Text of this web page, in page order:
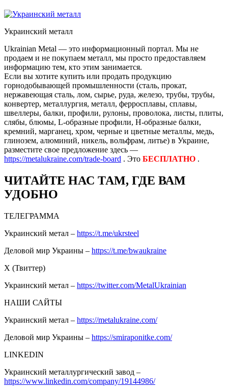
Украинский металл
Ukrainian Metal — это информационный портал. Мы не
продаем и не покупаем металл, мы просто предоставляем
информацию тем, кто этим занимается.
Если вы хотите купить или продать продукцию
горнодобывающей промышленности (сталь, прокат,
нержавеющая сталь, лом, сырье, руда, железо, трубы, трубы,
конвертер, металлургия, металл, ферросплавы, сплавы,
швеллеры, балки, профили, рулоны, проволока, листы, плиты,
слябы, блюмы, L-образные профили, H-образные балки,
кремний, марганец, хром, черные и цветные металлы, медь,
глинозем, алюминий, никель, вольфрам, литье) в Украине,
разместите свое предложение здесь —
https://metalukraine.com/trade-board . Это БЕСПЛАТНО .
ЧИТАЙТЕ НАС ТАМ, ГДЕ ВАМ
УДОБНО
ТЕЛЕГРАММА
Украинский метал – https://t.me/ukrsteel
Деловой мир Украины – https://t.me/bwaukraine
Х (Твиттер)
Украинский метал – https://twitter.com/MetalUkrainian
НАШИ САЙТЫ
Украинский метал – https://metalukraine.com/
Деловой мир Украины – https://smiraponitke.com/
LINKEDIN
Украинский металлургический завод –
https://www.linkedin.com/company/19144986/